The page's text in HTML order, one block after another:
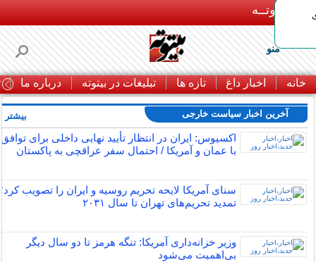
بـیتوتــه
منو
خانه اخبار داغ تازه ها تبلیغات در بیتوته درباره ما
آخرین اخبار سیاست خارجی
اکسیوس: ایران در انتظار تأیید نهایی داخلی برای توافق
با عمان و آمریکا / احتمال سفر عراقچی به پاکستان
سنای آمریکا لایحه تحریم روسیه و ایران را تصویب کرد؛
تمدید تحریم‌های تهران تا سال ۲۰۳۱
وزیر خزانه‌داری آمریکا: تنگه هرمز تا دو سال دیگر
بی‌اهمیت می‌شود
بیشتر